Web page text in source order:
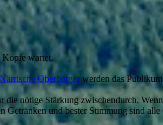
Köpfe wartet.
Närrische Oberbergerwerden das
die nötige Stärkung zwischendurch.
Getränken und bester Stimmung sind